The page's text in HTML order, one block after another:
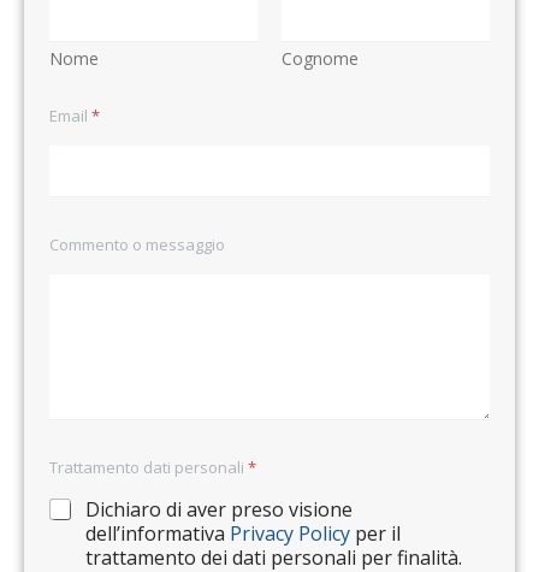
Nome Cognome
Email *
Commento o messaggio
Trattamento dati personali *
Dichiaro di aver preso visione
dell’informativa Privacy Policy per il
trattamento dei dati personali per finalità.